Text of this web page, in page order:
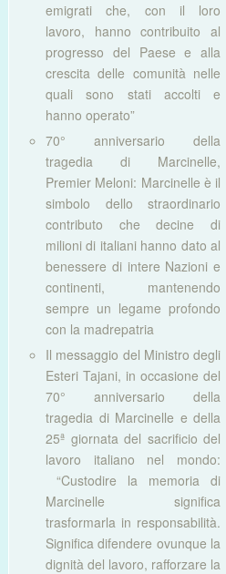
emigrati che, con il loro
lavoro, hanno contribuito al
progresso del Paese e alla
crescita delle comunità nelle
quali sono stati accolti e
hanno operato”
70° anniversario della
tragedia di Marcinelle,
Premier Meloni: Marcinelle è il
simbolo dello straordinario
contributo che decine di
milioni di italiani hanno dato al
benessere di intere Nazioni e
continenti, mantenendo
sempre un legame profondo
con la madrepatria
Il messaggio del Ministro degli
Esteri Tajani, in occasione del
70° anniversario della
tragedia di Marcinelle e della
25ª giornata del sacrificio del
lavoro italiano nel mondo:
“Custodire la memoria di
Marcinelle significa
trasformarla in responsabilità.
Significa difendere ovunque la
dignità del lavoro, rafforzare la